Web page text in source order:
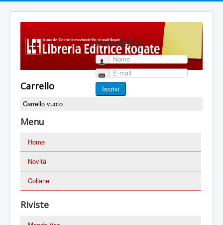
Newsletter
Nome
E-mail
Iscrivi
Carrello
Carrello vuoto
Menu
Home
Novità
Collane
Riviste